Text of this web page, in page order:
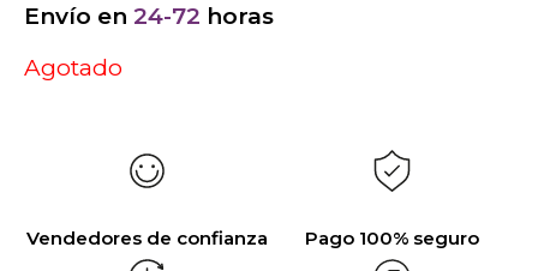
Envío en 24-72 horas
Agotado
Vendedores de confianza Pago 100% seguro